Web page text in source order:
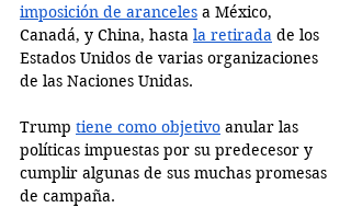
imposición de aranceles a México,
Canadá, y China, hasta la retirada de los
Estados Unidos de varias organizaciones
de las Naciones Unidas.
Trump tiene como objetivo anular las
políticas impuestas por su predecesor y
cumplir algunas de sus muchas promesas
de campaña.